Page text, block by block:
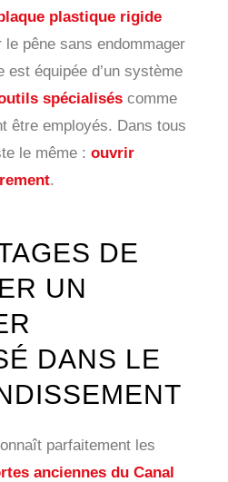
plastique rigide
pêne sans endommager
équipée d’un système
spécialiséscomme
être employés. Dans tous
le même : ouvrir
.
DE
UN
DANS LE
parfaitement les
anciennes du Canal